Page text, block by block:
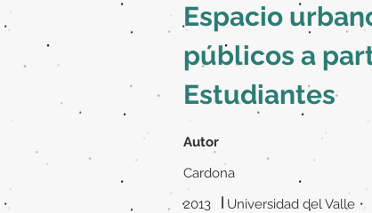
Espacio
públicos a
Estudiantes
Autor
Cardona
2013
| Universidad del Valle